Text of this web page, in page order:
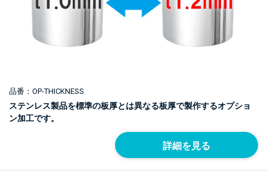
品番：OP-THICKNESS
ステンレス製品を標準の板厚とは異なる板厚で製作するオプショ
ン加工です。
詳細を見る